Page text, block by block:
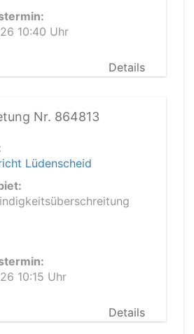
10:40 Uhr
Details
Nr. 864813
Lüdenscheid
10:15 Uhr
Details